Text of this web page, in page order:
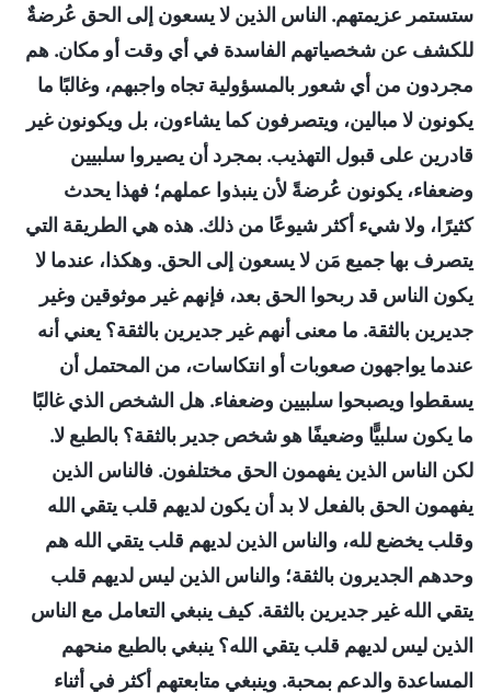
ستستمر عزيمتهم. الناس الذين لا يسعون إلى الحق عُرضةٌ
للكشف عن شخصياتهم الفاسدة في أي وقت أو مكان. هم
مجردون من أي شعور بالمسؤولية تجاه واجبهم، وغالبًا ما
يكونون لا مبالين، ويتصرفون كما يشاءون، بل ويكونون غير
قادرين على قبول التهذيب. بمجرد أن يصيروا سلبيين
وضعفاء، يكونون عُرضةً لأن ينبذوا عملهم؛ فهذا يحدث
كثيرًا، ولا شيء أكثر شيوعًا من ذلك. هذه هي الطريقة التي
يتصرف بها جميع مَن لا يسعون إلى الحق. وهكذا، عندما لا
يكون الناس قد ربحوا الحق بعد، فإنهم غير موثوقين وغير
جديرين بالثقة. ما معنى أنهم غير جديرين بالثقة؟ يعني أنه
عندما يواجهون صعوبات أو انتكاسات، من المحتمل أن
يسقطوا ويصبحوا سلبيين وضعفاء. هل الشخص الذي غالبًا
ما يكون سلبيًّا وضعيفًا هو شخص جدير بالثقة؟ بالطبع لا.
لكن الناس الذين يفهمون الحق مختلفون. فالناس الذين
يفهمون الحق بالفعل لا بد أن يكون لديهم قلب يتقي الله
وقلب يخضع لله، والناس الذين لديهم قلب يتقي الله هم
وحدهم الجديرون بالثقة؛ والناس الذين ليس لديهم قلب
يتقي الله غير جديرين بالثقة. كيف ينبغي التعامل مع الناس
الذين ليس لديهم قلب يتقي الله؟ ينبغي بالطبع منحهم
المساعدة والدعم بمحبة. وينبغي متابعتهم أكثر في أثناء